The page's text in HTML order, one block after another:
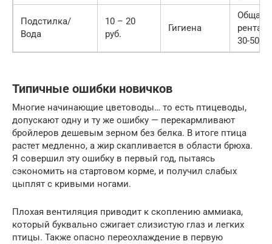
Подстилка/
Вода
10 – 20
руб.
Гигиена
Общая
30-50%
Типичные ошибки новичков
Многие начинающие цветоводы… то есть птицеводы,
допускают одну и ту же ошибку — перекармливают
бройлеров дешевым зерном без белка. В итоге птица
растет медленно, а жир скапливается в области брюха.
Я совершил эту ошибку в первый год, пытаясь
сэкономить на стартовом корме, и получил слабых
цыплят с кривыми ногами.
Плохая вентиляция приводит к скоплению аммиака,
который буквально сжигает слизистую глаз и легких
птицы. Также опасно переохлаждение в первую